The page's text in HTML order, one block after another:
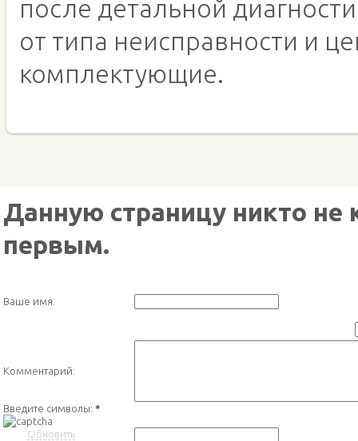
после детальной
от типа неисправности и
комплектующие.
Данную страницу никто
первым.
Ваше имя:
Комментарий:
Введите символы: *
Обновить